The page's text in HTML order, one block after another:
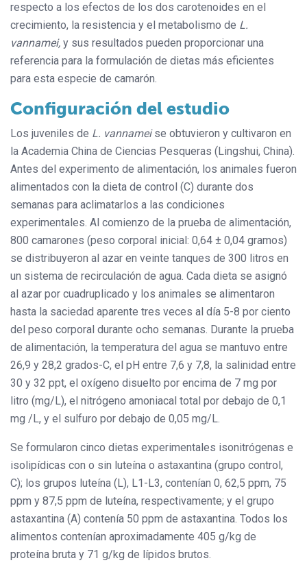
respecto a los efectos de los dos carotenoides en el
crecimiento, la resistencia y el metabolismo de L.
vannamei, y sus resultados pueden proporcionar una
referencia para la formulación de dietas más eficientes
para esta especie de camarón.
Configuración del estudio
Los juveniles de L. vannameise obtuvieron y cultivaron en
la Academia China de Ciencias Pesqueras (Lingshui, China).
Antes del experimento de alimentación, los animales fueron
alimentados con la dieta de control (C) durante dos
semanas para aclimatarlos a las condiciones
experimentales. Al comienzo de la prueba de alimentación,
800 camarones (peso corporal inicial: 0,64 ± 0,04 gramos)
se distribuyeron al azar en veinte tanques de 300 litros en
un sistema de recirculación de agua. Cada dieta se asignó
al azar por cuadruplicado y los animales se alimentaron
hasta la saciedad aparente tres veces al día 5-8 por ciento
del peso corporal durante ocho semanas. Durante la prueba
de alimentación, la temperatura del agua se mantuvo entre
26,9 y 28,2 grados-C, el pH entre 7,6 y 7,8, la salinidad entre
30 y 32 ppt, el oxígeno disuelto por encima de 7 mg por
litro (mg/L), el nitrógeno amoniacal total por debajo de 0,1
mg /L, y el sulfuro por debajo de 0,05 mg/L.
Se formularon cinco dietas experimentales isonitrógenas e
isolipídicas con o sin luteína o astaxantina (grupo control,
C); los grupos luteína (L), L1-L3, contenían 0, 62,5 ppm, 75
ppm y 87,5 ppm de luteína, respectivamente; y el grupo
astaxantina (A) contenía 50 ppm de astaxantina. Todos los
alimentos contenían aproximadamente 405 g/kg de
proteína bruta y 71 g/kg de lípidos brutos.